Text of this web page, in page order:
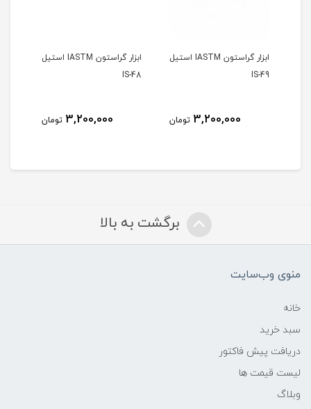
ابزار گراستون IASTM استیل
IS-49
3,200,000 تومان
ابزار گراستون IASTM استیل
IS-48
3,200,000 تومان
برگشت به بالا
منوی وب‌سایت
خانه
سبد خرید
دریافت پیش فاکتور
لیست قیمت ها
وبلاگ